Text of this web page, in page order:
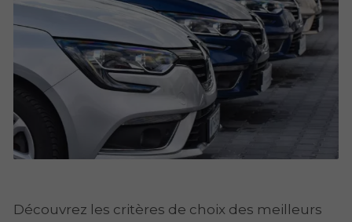
Découvrez les critères de choix des meilleurs